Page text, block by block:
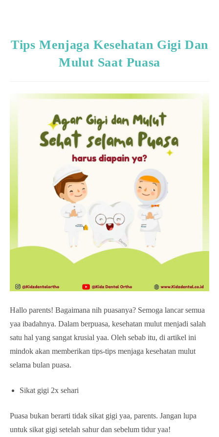
Tips Menjaga Kesehatan Gigi Dan
Mulut Saat Puasa
Hallo parents! Bagaimana nih puasanya? Semoga lancar semua
yaa ibadahnya. Dalam berpuasa, kesehatan mulut menjadi salah
satu hal yang sangat krusial yaa. Oleh sebab itu, di artikel ini
mindok akan memberikan tips-tips menjaga kesehatan mulut
selama bulan puasa.
Sikat gigi 2x sehari
Puasa bukan berarti tidak sikat gigi yaa, parents. Jangan lupa
untuk sikat gigi setelah sahur dan sebelum tidur yaa!